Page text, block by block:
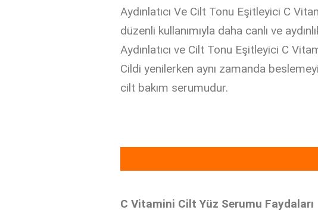
Aydınlatıcı Ve Cilt Tonu Eşitleyici C
düzenli kullanımıyla daha canlı ve
Aydınlatıcı ve Cilt Tonu Eşitleyici C
Cildi yenilerken aynı zamanda
cilt bakım serumudur.
C Vitamini Cilt Yüz Serumu Faydaları